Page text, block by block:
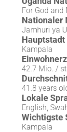
For God and
Nationaler
Jamhuri ya
Hauptstadt
Kampala
42.7 Mio. /
41.8 years
Lokale
English,
Wichtigste
Kampala